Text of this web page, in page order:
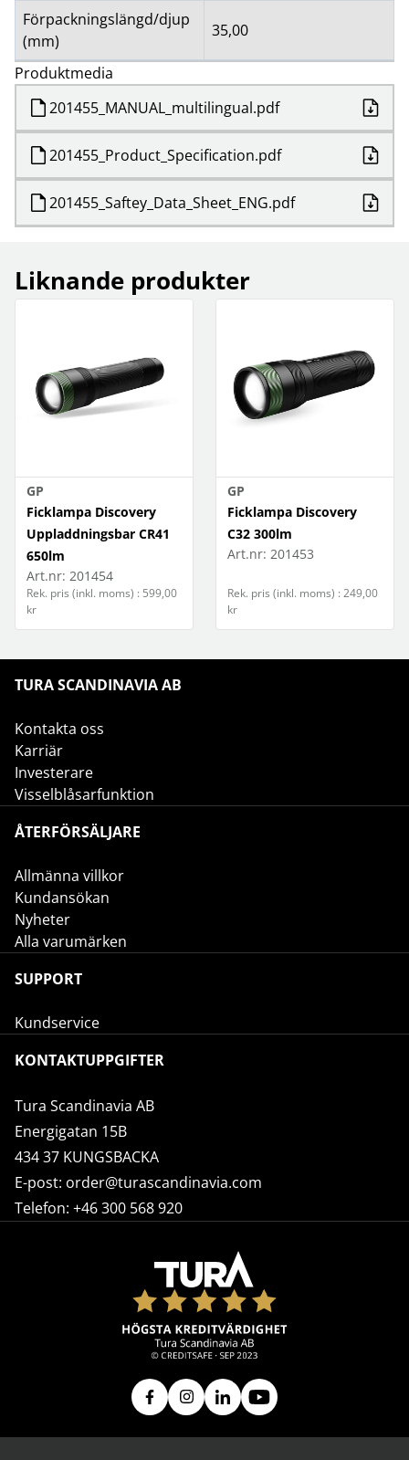
Förpackningslängd/djup
(mm)
35,00
Produktmedia
201455_MANUAL_multilingual.pdf
201455_Product_Specification.pdf
201455_Saftey_Data_Sheet_ENG.pdf
Liknande produkter
GP
Ficklampa Discovery
Uppladdningsbar CR41
650lm
Art.nr: 201454
Rek. pris (inkl. moms) : 599,00
kr
GP
Ficklampa Discovery
C32 300lm
Art.nr: 201453
Rek. pris (inkl. moms) : 249,00
kr
TURA SCANDINAVIA AB
Kontakta oss
Karriär
Investerare
Visselblåsarfunktion
ÅTERFÖRSÄLJARE
Allmänna villkor
Kundansökan
Nyheter
Alla varumärken
SUPPORT
Kundservice
KONTAKTUPPGIFTER
Tura Scandinavia AB
Energigatan 15B
434 37 KUNGSBACKA
E-post: order@turascandinavia.com
Telefon: +46 300 568 920